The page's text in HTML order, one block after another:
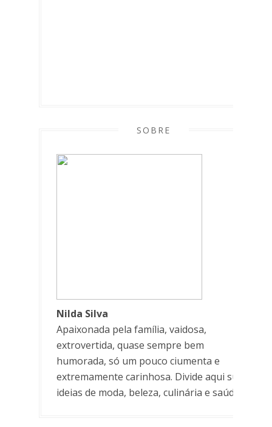
SOBRE
Nilda Silva
Apaixonada pela família, vaidosa,
extrovertida, quase sempre bem
humorada, só um pouco ciumenta e
extremamente carinhosa. Divide aqui suas
ideias de moda, beleza, culinária e saúde.